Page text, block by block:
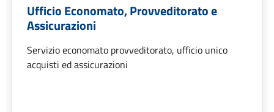
Ufficio Economato, Provveditorato e
Assicurazioni
Servizio economato provveditorato, ufficio unico
acquisti ed assicurazioni